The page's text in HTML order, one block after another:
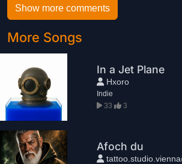
Show more comments
More Songs
In a Jet Plane
Hxoro
Indie
33
3
Afoch du